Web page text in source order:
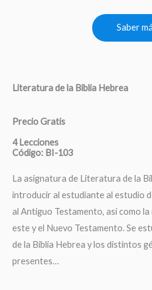
Saber
Literatura de la Biblia Hebrea
Precio Gratis
4 Lecciones
Código: BI-103
La asignatura de Literatura de la
introducir al estudiante al estudio
al Antiguo Testamento, así como
este y el Nuevo Testamento. Se
de la Biblia Hebrea y los distintos
presentes…